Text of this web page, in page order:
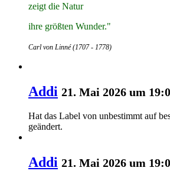
zeigt die Natur
ihre größten Wunder."
Carl von Linné (1707 - 1778)
Addi 21. Mai 2026 um
Hat das Label von unbestimmtauf
geändert.
Addi 21. Mai 2026 um